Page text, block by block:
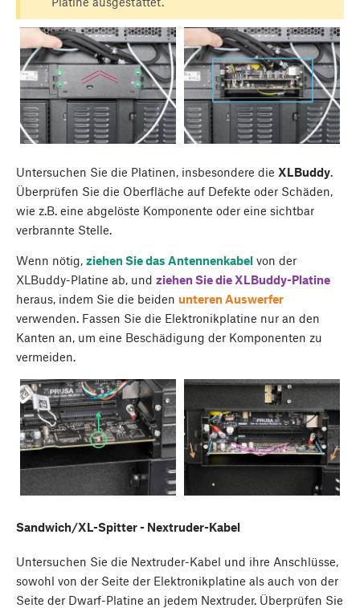
Untersuchen Sie die Platinen, insbesondere die XLBuddy.
Überprüfen Sie die Oberfläche auf Defekte oder Schäden,
wie z.B. eine abgelöste Komponente oder eine sichtbar
verbrannte Stelle.
Wenn nötig, ziehen Sie das Antennenkabel von der
XLBuddy-Platine ab, und ziehen Sie die XLBuddy-Platine
heraus, indem Sie die beiden unteren Auswerfer
verwenden. Fassen Sie die Elektronikplatine nur an den
Kanten an, um eine Beschädigung der Komponenten zu
vermeiden.
Sandwich/XL-Spitter - Nextruder-Kabel
Untersuchen Sie die Nextruder-Kabel und ihre Anschlüsse,
sowohl von der Seite der Elektronikplatine als auch von der
Seite der Dwarf-Platine an jedem Nextruder. Überprüfen Sie